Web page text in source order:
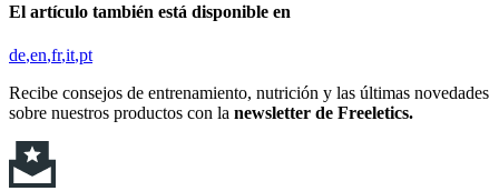
El artículo también está disponible en
de en fr it pt
Recibe consejos de entrenamiento, nutrición y las últimas novedades
sobre nuestros productos con la newsletter de Freeletics.